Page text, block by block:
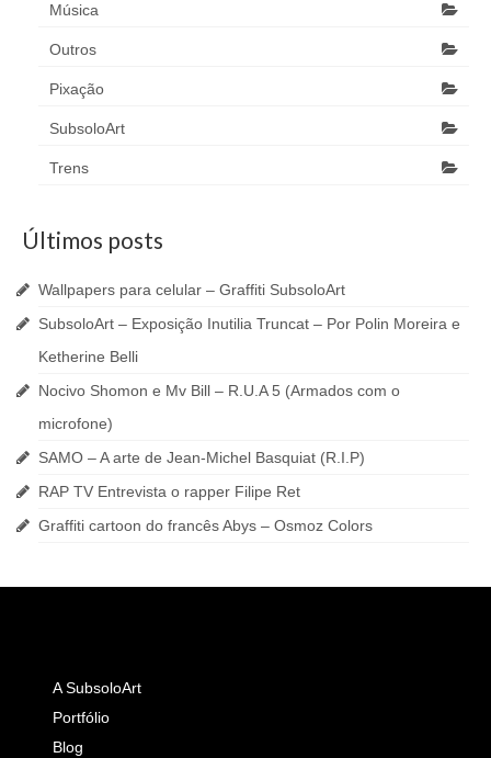
Música
Outros
Pixação
SubsoloArt
Trens
Últimos posts
Wallpapers para celular – Graffiti SubsoloArt
SubsoloArt – Exposição Inutilia Truncat – Por Polin Moreira e
Ketherine Belli
Nocivo Shomon e Mv Bill – R.U.A 5 (Armados com o
microfone)
SAMO – A arte de Jean-Michel Basquiat (R.I.P)
RAP TV Entrevista o rapper Filipe Ret
Graffiti cartoon do francês Abys – Osmoz Colors
A SubsoloArt
Portfólio
Blog